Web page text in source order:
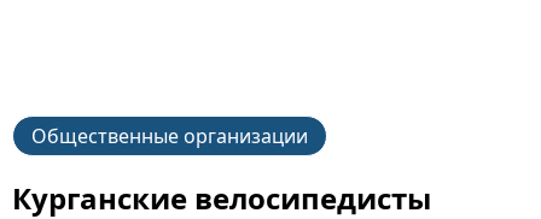
Общественные организации
Курганские велосипедисты